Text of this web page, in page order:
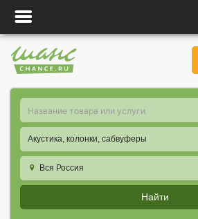
Акустика, колонки, сабвуферы
Вся Россия
Найти